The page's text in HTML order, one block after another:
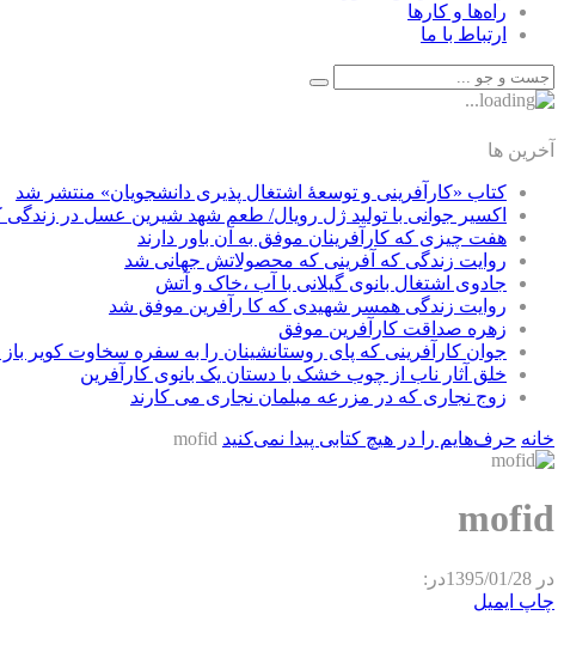
راه‌ها و كارها
ارتباط با ما
آخرین ها
کتاب «کارآفرینی و توسعۀ اشتغال پذیری دانشجویان» منتشر شد
اکسیر جوانی با تولید ژل رویال/ طعم شهد شیرین عسل‌ در زندگی
هفت چیزی که کارآفرینان موفق به آن باور دارند
روایت زندگی که آفرینی که محصولاتش جهانی شد
جادوی اشتغال بانوی گیلانی با آب ،خاک و آتش
روایت زندگی همسر شهیدی که کا رآفرین موفق شد
زهره صداقت کارآفرین موفق
جوان کارآفرینی که پای روستانشینان را به سفره سخاوت کویر باز
خلق آثار ناب از چوب خشک با دستان یک بانوی کارآفرین
زوج نجاری که در مزرعه مبلمان نجاری می کارند
خانه حرف‌هایم را در هیچ کتابی پیدا نمی‌کنید mofid
mofid
در 1395/01/28در:
چاپ ایمیل